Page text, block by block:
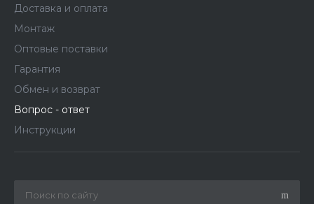
Доставка и оплата
Монтаж
Оптовые поставки
Гарантия
Обмен и возврат
Вопрос - ответ
Инструкции